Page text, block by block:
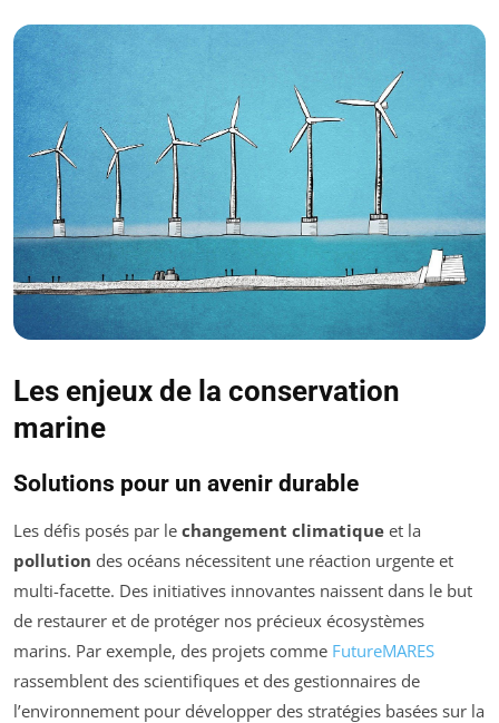
Les enjeux de la conservation
marine
Solutions pour un avenir durable
Les défis posés par le changement climatique et la
pollution des océans nécessitent une réaction urgente et
multi-facette. Des initiatives innovantes naissent dans le but
de restaurer et de protéger nos précieux écosystèmes
marins. Par exemple, des projets comme FutureMARES
rassemblent des scientifiques et des gestionnaires de
l’environnement pour développer des stratégies basées sur la